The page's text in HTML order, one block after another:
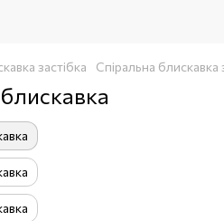
застібка Спіральна блискавка